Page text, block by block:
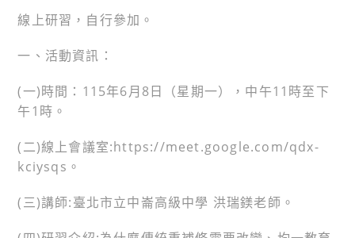
線上研習，自行參加。
一、活動資訊：
(一)時間：115年6月8日（星期一），中午11時至下
午1時。
(二)線上會議室:https://meet.google.com/qdx-
kciysqs。
(三)講師:臺北市立中崙高級中學 洪瑞鎂老師。